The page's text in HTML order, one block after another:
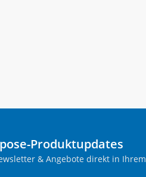
Produktupdates
& Angebote direkt in Ihrem